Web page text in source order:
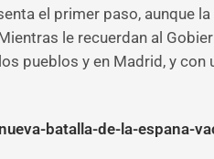
el primer paso, aunque
le recuerdan al
pueblos y en Madrid, y
batalla-de-la-espana-